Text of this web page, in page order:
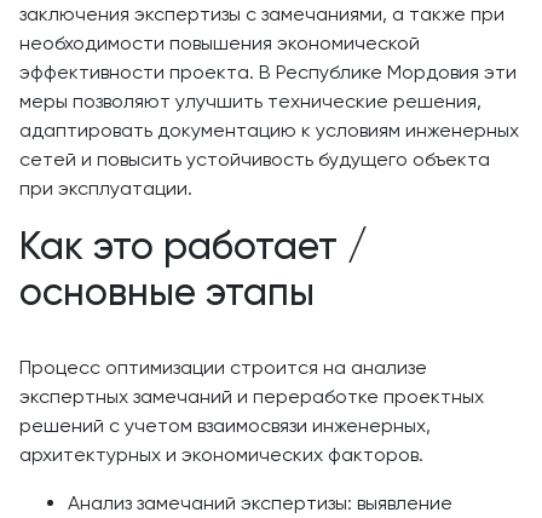
заключения экспертизы с замечаниями, а также при
необходимости повышения экономической
эффективности проекта. В Республике Мордовия эти
меры позволяют улучшить технические решения,
адаптировать документацию к условиям инженерных
сетей и повысить устойчивость будущего объекта
при эксплуатации.
Как это работает /
основные этапы
Процесс оптимизации строится на анализе
экспертных замечаний и переработке проектных
решений с учетом взаимосвязи инженерных,
архитектурных и экономических факторов.
Анализ замечаний экспертизы: выявление